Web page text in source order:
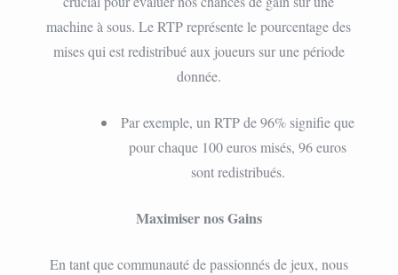
machine à sous. Le RTP représente le pourcentage des
mises qui est redistribué aux joueurs sur une période
donnée.
Par exemple, un RTP de 96% signifie que
pour chaque 100 euros misés, 96 euros
sont redistribués.
Maximiser nos Gains
En tant que communauté de passionnés de jeux, nous